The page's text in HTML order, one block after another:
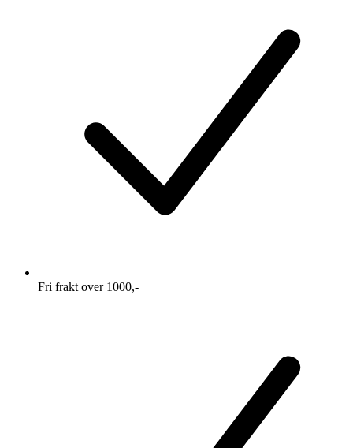
Fri frakt over 1000,-